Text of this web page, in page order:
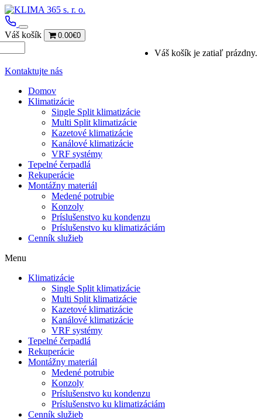
Váš košík 0.00€0
Váš košík je zatiaľ prázdny.
Kontaktujte nás
Domov
Klimatizácie
Single Split klimatizácie
Multi Split klimatizácie
Kazetové klimatizácie
Kanálové klimatizácie
VRF systémy
Tepelné čerpadlá
Rekuperácie
Montážny materiál
Medené potrubie
Konzoly
Príslušenstvo ku kondenzu
Príslušenstvo ku klimatizáciám
Cenník služieb
Menu
Klimatizácie
Single Split klimatizácie
Multi Split klimatizácie
Kazetové klimatizácie
Kanálové klimatizácie
VRF systémy
Tepelné čerpadlá
Rekuperácie
Montážny materiál
Medené potrubie
Konzoly
Príslušenstvo ku kondenzu
Príslušenstvo ku klimatizáciám
Cenník služieb